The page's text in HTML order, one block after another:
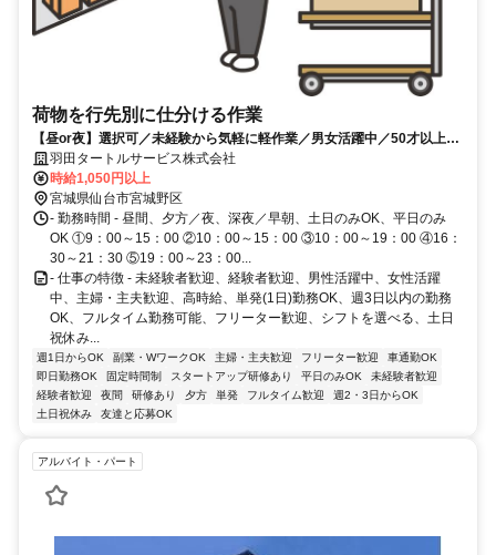
荷物を行先別に仕分ける作業
【昼or夜】選択可／未経験から気軽に軽作業／男女活躍中／50才以上活
躍中／未経験OK！／日払い・週払いOK！
羽田タートルサービス株式会社
時給1,050円以上
宮城県仙台市宮城野区
- 勤務時間 - 昼間、夕方／夜、深夜／早朝、土日のみOK、平日のみ
OK ①9：00～15：00 ②10：00～15：00 ③10：00～19：00 ④16：
30～21：30 ⑤19：00～23：00...
- 仕事の特徴 - 未経験者歓迎、経験者歓迎、男性活躍中、女性活躍
中、主婦・主夫歓迎、高時給、単発(1日)勤務OK、週3日以内の勤務
OK、フルタイム勤務可能、フリーター歓迎、シフトを選べる、土日
祝休み...
週1日からOK 副業・WワークOK 主婦・主夫歓迎 フリーター歓迎
車通勤OK
即日勤務OK
固定時間制 スタートアップ研修あり 平日のみOK
未経験者歓迎
経験者歓迎
夜間 研修あり 夕方 単発 フルタイム歓迎
週2・3日からOK
土日祝休み
友達と応募OK
アルバイト・パート